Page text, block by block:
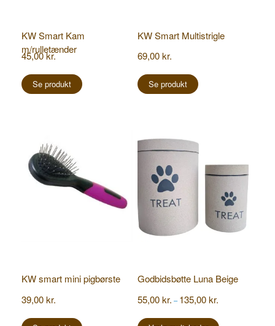
KW Smart Kam
m/rulletænder
45,00kr.
Se produkt
KW Smart Multistrigle
69,00kr.
Se produkt
KW smart mini pigbørste
39,00kr.
Godbidsbøtte Luna Beige
55,00kr. – 135,00kr.